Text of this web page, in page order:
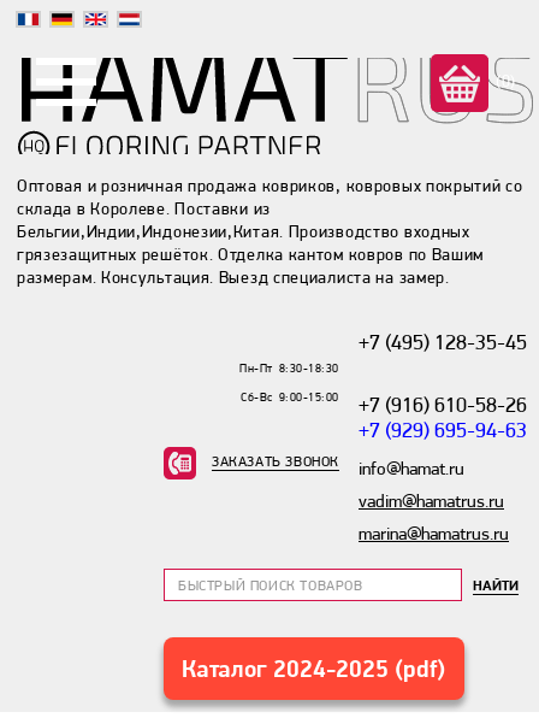
Оптовая и розничная продажа ковриков, ковровых покрытий со
склада в Королеве. Поставки из
Бельгии,Индии,Индонезии,Китая. Производство входных
грязезащитных решёток. Отделка кантом ковров по Вашим
размерам. Консультация. Выезд специалиста на замер.
(0)
+7 (495) 128-35-45
+7 (916) 610-58-26
+7 (929) 695-94-63
info@hamat.ru
vadim@hamatrus.ru
marina@hamatrus.ru
Пн-Пт 8:30-18:30
Сб-Вс 9:00-15:00
ЗАКАЗАТЬ ЗВОНОК
НАЙТИ
Каталог 2024-2025 (pdf)